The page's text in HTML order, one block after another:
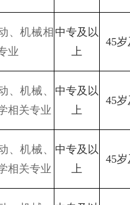
、机械相
业
中专及以
上
45
、机械、
相关专业
中专及以
上
45
、机械、
相关专业
中专及以
上
45